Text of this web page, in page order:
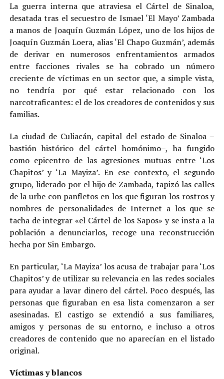
La guerra interna que atraviesa el Cártel de Sinaloa,
desatada tras el secuestro de Ismael ‘El Mayo’ Zambada
a manos de Joaquín Guzmán López, uno de los hijos de
Joaquín Guzmán Loera, alias ‘El Chapo Guzmán’, además
de derivar en numerosos enfrentamientos armados
entre facciones rivales se ha cobrado un número
creciente de víctimas en un sector que, a simple vista,
no tendría por qué estar relacionado con los
narcotraficantes: el de los creadores de contenidos y sus
familias.
La ciudad de Culiacán, capital del estado de Sinaloa –
bastión histórico del cártel homónimo–, ha fungido
como epicentro de las agresiones mutuas entre ‘Los
Chapitos’ y ‘La Mayiza’. En ese contexto, el segundo
grupo, liderado por el hijo de Zambada, tapizó las calles
de la urbe con panfletos en los que figuran los rostros y
nombres de personalidades de Internet a los que se
tacha de integrar «el Cártel de los Sapos» y se insta a la
población a denunciarlos, recoge una reconstrucción
hecha por Sin Embargo.
En particular, ‘La Mayiza’ los acusa de trabajar para ‘Los
Chapitos’ y de utilizar su relevancia en las redes sociales
para ayudar a lavar dinero del cártel. Poco después, las
personas que figuraban en esa lista comenzaron a ser
asesinadas. El castigo se extendió a sus familiares,
amigos y personas de su entorno, e incluso a otros
creadores de contenido que no aparecían en el listado
original.
Víctimas y blancos